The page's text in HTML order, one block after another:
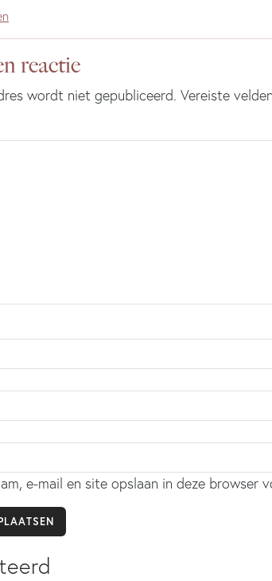
reactie
wordt niet gepubliceerd. Vereiste
e-mail en site opslaan in deze browser